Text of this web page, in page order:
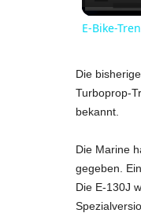
E-Bike-
Die bisherige
Turboprop-
bekannt.
Die Marine
gegeben.
Die E-130J